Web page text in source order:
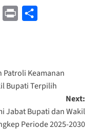
Email Print
Patroli Keamanan
Bupati Terpilih
Next:
Jabat Bupati dan Wakil
Periode 2025-2030